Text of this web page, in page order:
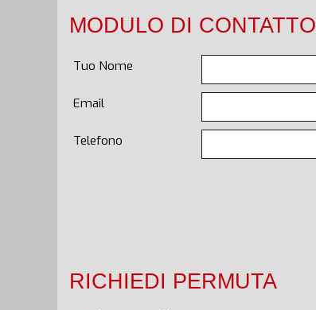
MODULO DI CONTATTO
Tuo Nome
Email
Telefono
RICHIEDI PERMUTA